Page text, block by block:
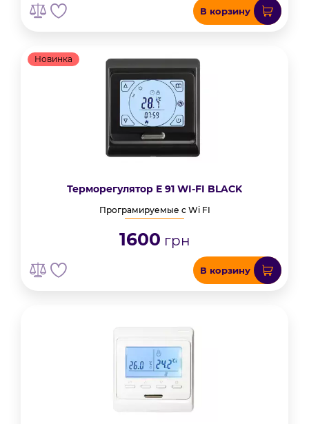
В корзину
Новинка
Терморегулятор E 91 WI-FI BLACK
Програмируемые с Wi FI
1600 грн
В корзину